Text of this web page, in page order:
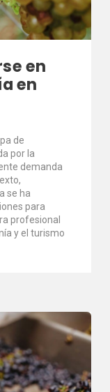
en
en
de
por la
demanda
se ha
para
profesional
y el turismo